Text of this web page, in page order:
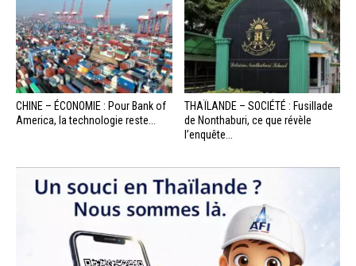
CHINE – ÉCONOMIE : Pour Bank of
America, la technologie reste...
THAÏLANDE – SOCIÉTÉ : Fusillade
de Nonthaburi, ce que révèle
l’enquête...